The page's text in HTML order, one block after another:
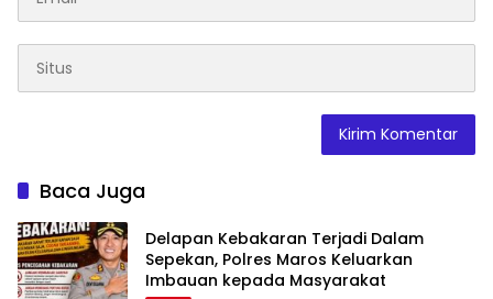
Baca Juga
Delapan Kebakaran Terjadi Dalam
Sepekan, Polres Maros Keluarkan
Imbauan kepada Masyarakat